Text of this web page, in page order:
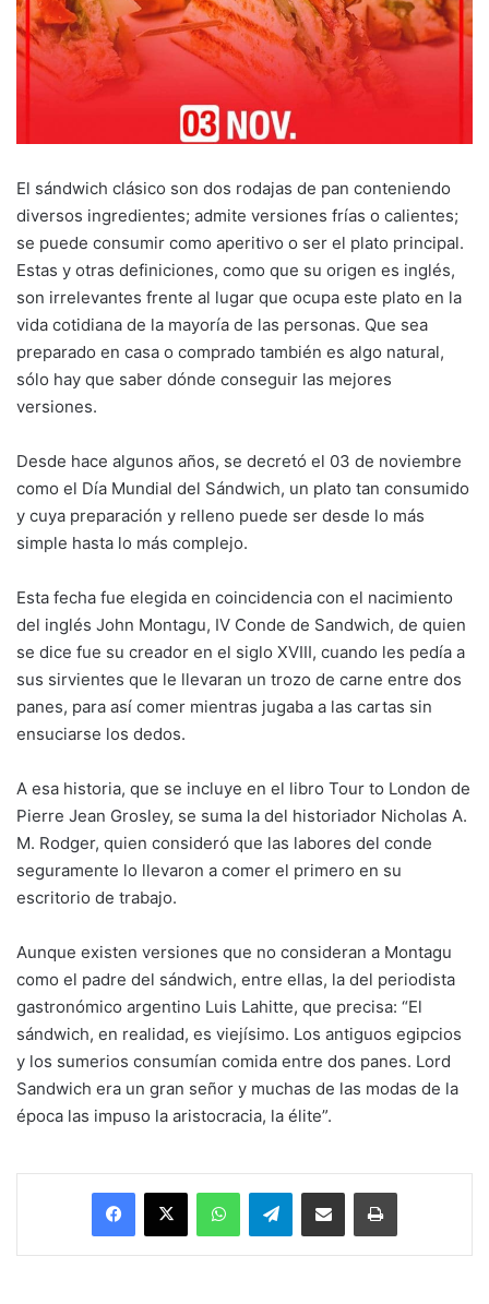
El sándwich clásico son dos rodajas de pan conteniendo
diversos ingredientes; admite versiones frías o calientes;
se puede consumir como aperitivo o ser el plato principal.
Estas y otras definiciones, como que su origen es inglés,
son irrelevantes frente al lugar que ocupa este plato en la
vida cotidiana de la mayoría de las personas. Que sea
preparado en casa o comprado también es algo natural,
sólo hay que saber dónde conseguir las mejores
versiones.
Desde hace algunos años, se decretó el 03 de noviembre
como el Día Mundial del Sándwich, un plato tan consumido
y cuya preparación y relleno puede ser desde lo más
simple hasta lo más complejo.
Esta fecha fue elegida en coincidencia con el nacimiento
del inglés John Montagu, IV Conde de Sandwich, de quien
se dice fue su creador en el siglo XVIII, cuando les pedía a
sus sirvientes que le llevaran un trozo de carne entre dos
panes, para así comer mientras jugaba a las cartas sin
ensuciarse los dedos.
A esa historia, que se incluye en el libro Tour to London de
Pierre Jean Grosley, se suma la del historiador Nicholas A.
M. Rodger, quien consideró que las labores del conde
seguramente lo llevaron a comer el primero en su
escritorio de trabajo.
Aunque existen versiones que no consideran a Montagu
como el padre del sándwich, entre ellas, la del periodista
gastronómico argentino Luis Lahitte, que precisa: “El
sándwich, en realidad, es viejísimo. Los antiguos egipcios
y los sumerios consumían comida entre dos panes. Lord
Sandwich era un gran señor y muchas de las modas de la
época las impuso la aristocracia, la élite”.
Facebook
X WhatsAppTelegramEnviar vía email Imprimir